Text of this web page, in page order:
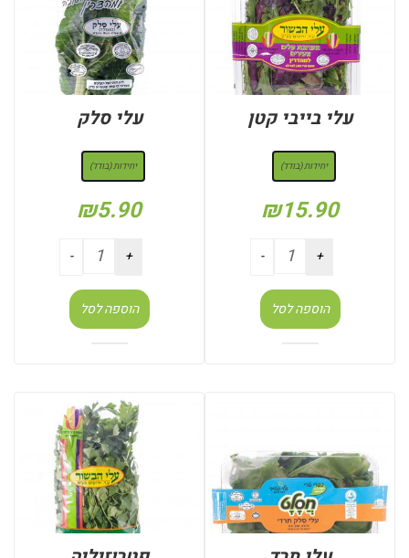
עלי בייבי קטן
יחידות (בודד)
₪15.90
הוספה לסל
עלי סלק
יחידות (בודד)
₪5.90
הוספה לסל